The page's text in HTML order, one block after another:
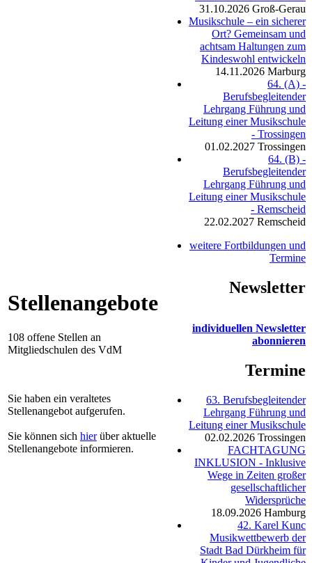
Stellenangebote
108 offene Stellen an
Mitgliedschulen des VdM
Sie haben ein veraltetes
Stellenangebot aufgerufen.
Sie können sich hierüber aktuelle
Stellenangebote informieren.
31.10.2026 Groß-Gerau
Musikschule – ein sicherer
Ort? Gemeinsam und
achtsam Haltungen zum
Kindeswohl entwickeln
14.11.2026 Marburg
64. (A) -
Berufsbegleitender
Lehrgang Führung und
Leitung einer Musikschule
- Trossingen
01.02.2027 Trossingen
64. (B) -
Berufsbegleitender
Lehrgang Führung und
Leitung einer Musikschule
- Remscheid
22.02.2027 Remscheid
weitere Fortbildungen und
Termine
Newsletter
individuellen Newsletter
abonnieren
Termine
63. Berufsbegleitender
Lehrgang Führung und
Leitung einer Musikschule
02.02.2026 Trossingen
FACHTAGUNG
INKLUSION - Inklusive
Wege in Zeiten großer
gesellschaftlicher
Widersprüche
18.09.2026 Hamburg
42. Karel Kunc
Musikwettbewerb der
Stadt Bad Dürkheim für